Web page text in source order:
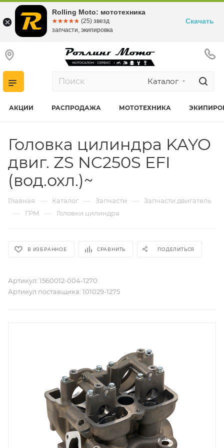
Каталог
АКЦИИ РАСПРОДАЖА МОТОТЕХНИКА
Головка цилиндра KAYO
двиг. ZS NC250S EFI
(вод.охл.)~
Главная — Каталог — Запчасти — Запчасти двигатель
— ГРМ — Головки цилиндра
В ИЗБРАННОЕ СРАВНИТЬ ПОДЕЛИТЬСЯ
Артикул: 1560012-004-1270
Артикул поставщика: 101029-1275
Rolling Moto: мототехника
☆☆☆☆☆
★★★★★ (25) звезд
запчасти, экипировка
Скачать